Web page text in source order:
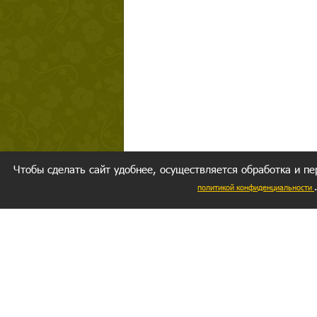
Чтобы сделать сайт удобнее, осуществляется обработка и
политикой конфиденциальности